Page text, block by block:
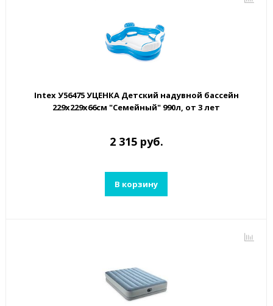
Intex У56475 УЦЕНКА Детский надувной бассейн
229х229х66см "Семейный" 990л, от 3 лет
2 315 руб.
В корзину